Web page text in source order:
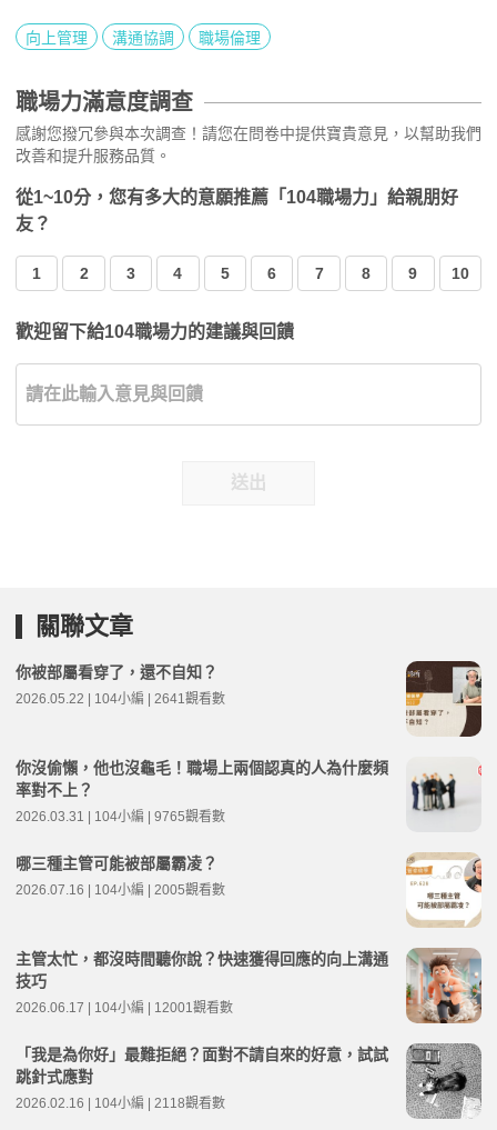
向上管理 溝通協調 職場倫理
職場力滿意度調查
感謝您撥冗參與本次調查！請您在問卷中提供寶貴意見，以幫助我們
改善和提升服務品質。
從1~10分，您有多大的意願推薦「104職場力」給親朋好
友？
1 2 3 4 5 6 7 8 9 10
歡迎留下給104職場力的建議與回饋
送出
關聯文章
你被部屬看穿了，還不自知？
2026.05.22 | 104小編 | 2641觀看數
你沒偷懶，他也沒龜毛！職場上兩個認真的人為什麼頻
率對不上？
2026.03.31 | 104小編 | 9765觀看數
哪三種主管可能被部屬霸凌？
2026.07.16 | 104小編 | 2005觀看數
主管太忙，都沒時間聽你說？快速獲得回應的向上溝通
技巧
2026.06.17 | 104小編 | 12001觀看數
「我是為你好」最難拒絕？面對不請自來的好意，試試
跳針式應對
2026.02.16 | 104小編 | 2118觀看數